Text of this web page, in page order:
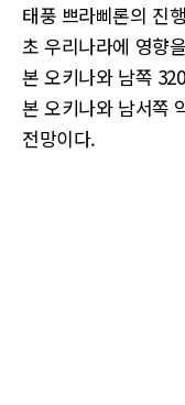
태풍 쁘라삐론의 진
초 우리나라에 영향
본 오키나와 남쪽
본 오키나와 남서쪽
전망이다.